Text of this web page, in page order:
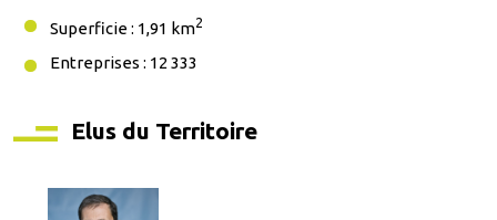
Superficie : 1,91 km2
Entreprises : 12 333
Elus du Territoire